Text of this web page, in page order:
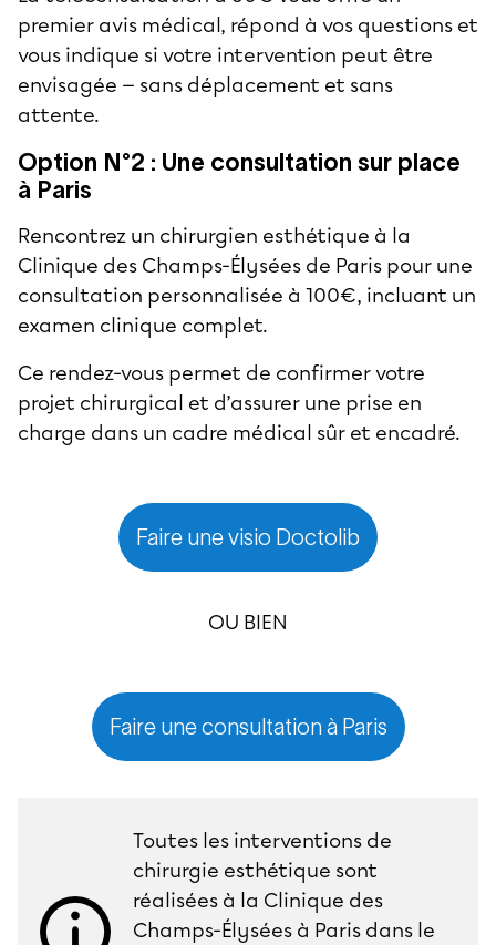
premier avis médical, répond à vos questions et
vous indique si votre intervention peut être
envisagée — sans déplacement et sans
attente.
Option N°2 : Une consultation sur place
à Paris
Rencontrez un chirurgien esthétique à la
Clinique des Champs-Élysées de Paris pour une
consultation personnalisée à 100€, incluant un
examen clinique complet.
Ce rendez-vous permet de confirmer votre
projet chirurgical et d’assurer une prise en
charge dans un cadre médical sûr et encadré.
Faire une visio Doctolib
OU BIEN
Faire une consultation à Paris
Toutes les interventions de
chirurgie esthétique sont
réalisées à la Clinique des
Champs-Élysées à Paris dans le